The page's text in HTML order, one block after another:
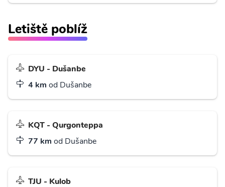
Letiště poblíž
DYU - Dušanbe
4 km od Dušanbe
KQT - Qurgonteppa
77 km od Dušanbe
TJU - Kulob